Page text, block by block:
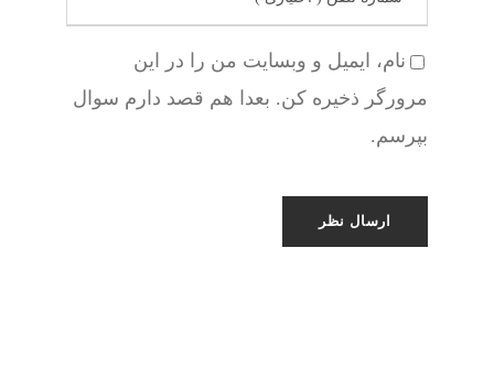
نام، ایمیل و وبسایت من را در این
مرورگر ذخیره کن. بعدا هم قصد دارم سوال
بپرسم.